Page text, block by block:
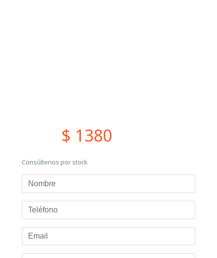
$ 1380
Consúltenos por stock
Nombre
Teléfono
Email